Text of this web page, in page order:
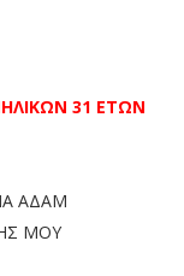
31 ΕΤΩΝ
ΑΔΑΜ
ΜΟΥ